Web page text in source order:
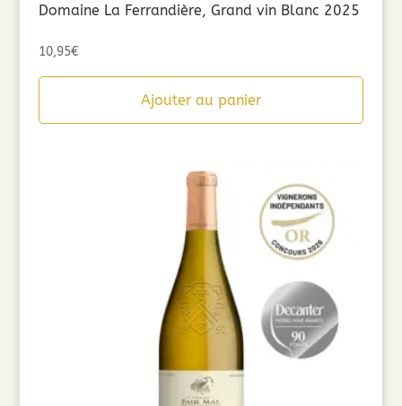
Domaine La Ferrandière, Grand vin Blanc 2025
10,95€
Ajouter au panier